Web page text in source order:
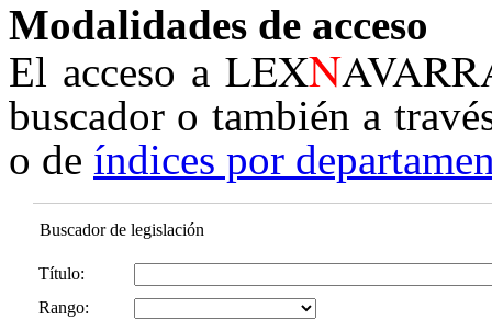
Modalidades de acceso
El acceso aLEXN
buscador o también a
o de índices por
Buscador de legislación
Título:
Rango: